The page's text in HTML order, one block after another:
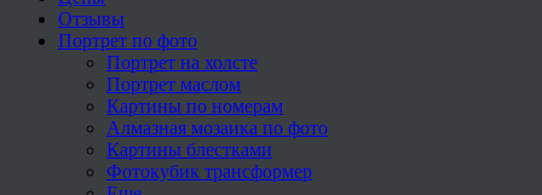
Отзывы
Портрет по фото
Портрет на холсте
Портрет маслом
Картины по номерам
Алмазная мозаика по фото
Картины блестками
Фотокубик трансформер